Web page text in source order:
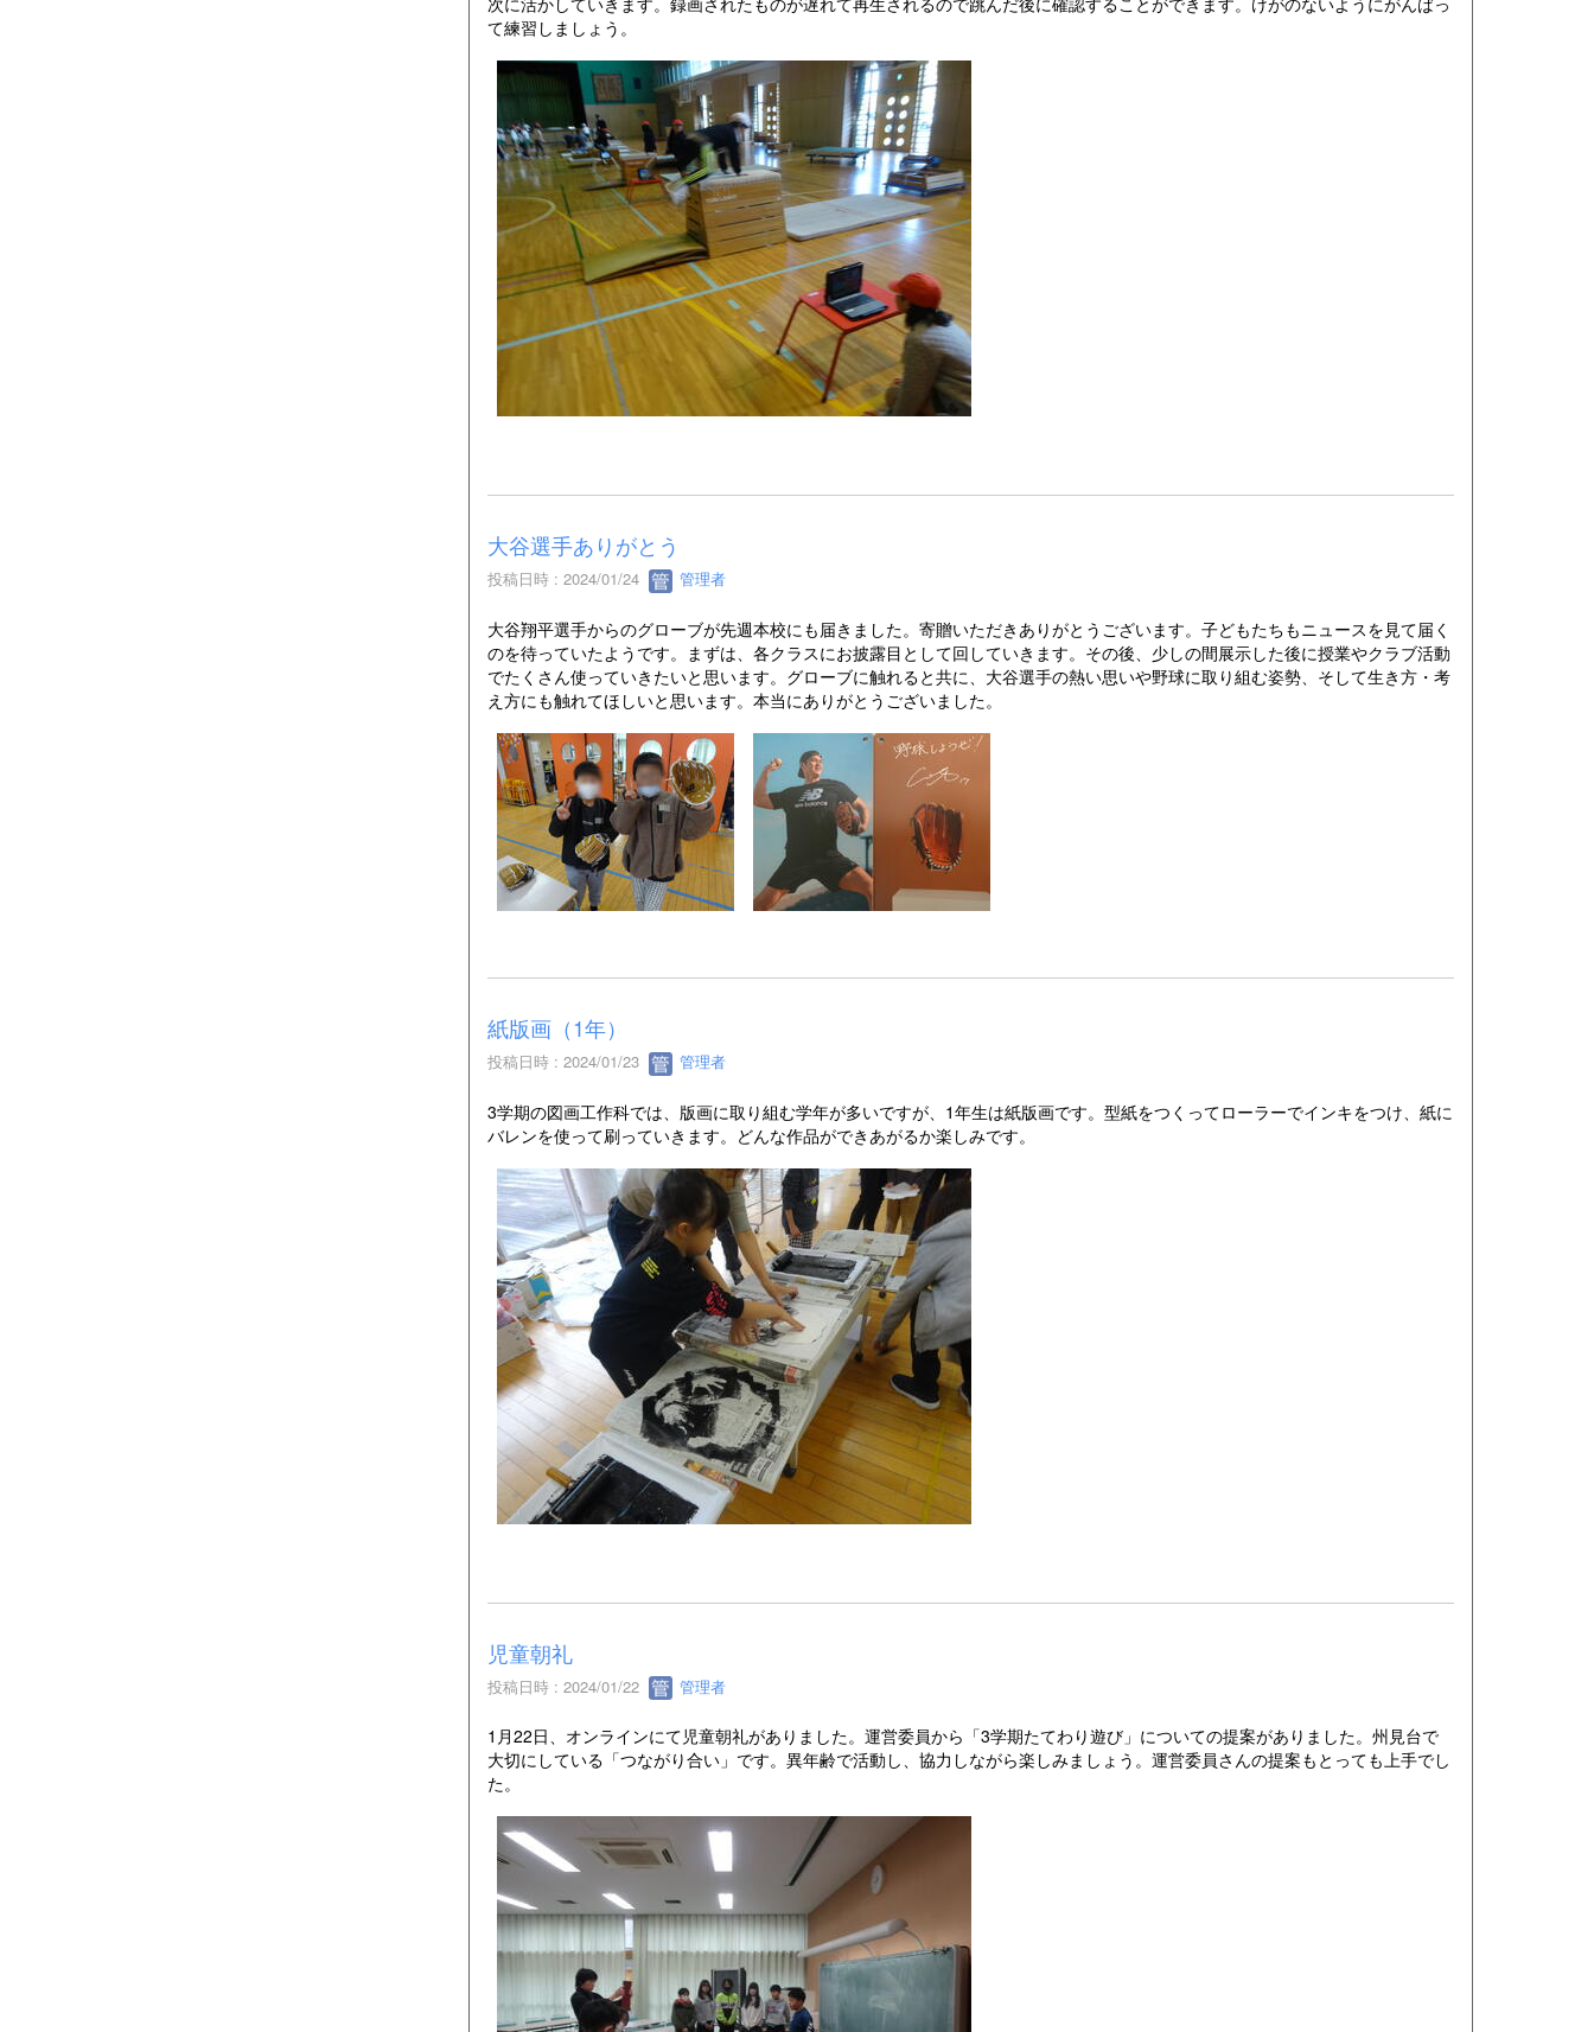
て練習しましょう。
大谷選手ありがとう
投稿日時 : 2024/01/24 管理者
大谷翔平選手からのグローブが先週本校にも届きました。寄贈いただきありがとうございます。子どもたちもニュースを見て届く
のを待っていたようです。まずは、各クラスにお披露目として回していきます。その後、少しの間展示した後に授業やクラブ活動
でたくさん使っていきたいと思います。グローブに触れると共に、大谷選手の熱い思いや野球に取り組む姿勢、そして生き方・考
え方にも触れてほしいと思います。本当にありがとうございました。
紙版画（1年）
投稿日時 : 2024/01/23 管理者
3学期の図画工作科では、版画に取り組む学年が多いですが、1年生は紙版画です。型紙をつくってローラーでインキをつけ、紙に
バレンを使って刷っていきます。どんな作品ができあがるか楽しみです。
児童朝礼
投稿日時 : 2024/01/22 管理者
1月22日、オンラインにて児童朝礼がありました。運営委員から「3学期たてわり遊び」についての提案がありました。州見台で
大切にしている「つながり合い」です。異年齢で活動し、協力しながら楽しみましょう。運営委員さんの提案もとっても上手でし
た。